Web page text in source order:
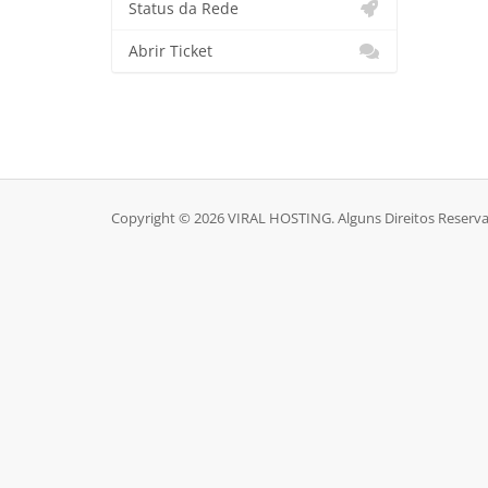
Status da Rede
Abrir Ticket
Copyright © 2026 VIRAL HOSTING. Alguns Direitos